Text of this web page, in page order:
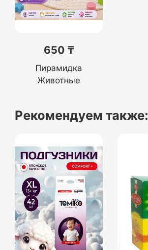
650 ₸
Пирамидка
Животные
Рекомендуем также: